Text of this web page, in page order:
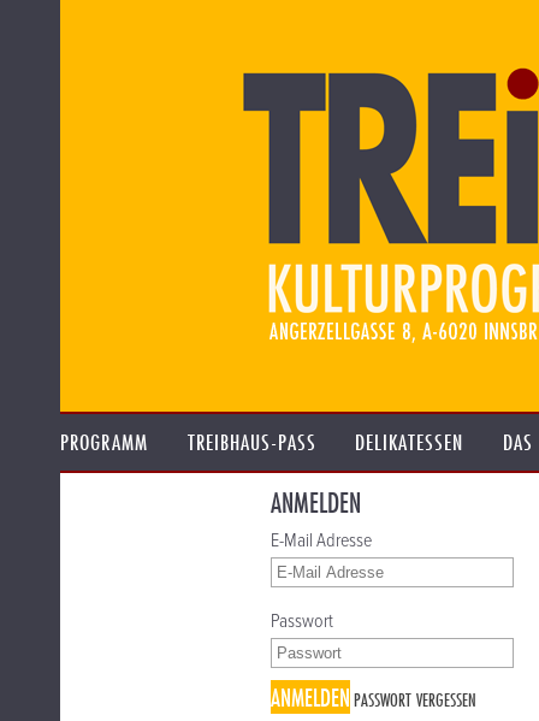
PROGRAMM TREIBHAUS-PASS DELIKATESSEN
ANMELDEN
E-Mail Adresse
Passwort
ANMELDENPASSWORT VERGESSEN